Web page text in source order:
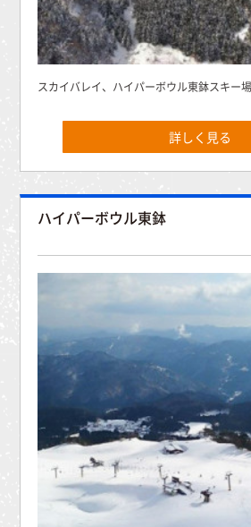
スカイバレイ、ハイパーボウル東鉢スキー
詳しく見る
ハイパーボウル東鉢